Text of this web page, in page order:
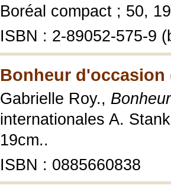
Boréal compact ; 50,
ISBN : 2-89052-575-9
Bonheur d'occasion
Gabrielle Roy.,
internationales A.
19cm..
ISBN : 0885660838